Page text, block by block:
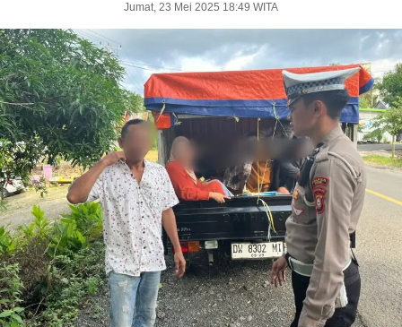
Jumat, 23 Mei 2025 18:49 WITA